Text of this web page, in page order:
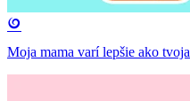
Moja mama varí lepšie ako tvoja